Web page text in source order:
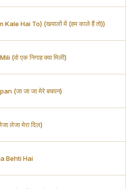
Hai To) (खयालों में (हम काले हैं तो))
(वो एक निगाह क्या मिली)
(जा जा जा मेरे बचपन)
लेजा मेरा दिल)
Behti Hai